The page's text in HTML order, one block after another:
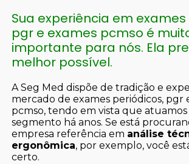
Sua experiência em
pgr e exames pcmso é
importante para nós. Ela
melhor possível.
A Seg Med dispõe de tradição e
mercado de exames periódicos, pgr
pcmso, tendo em vista que atuamos
segmento há anos. Se está
empresa referência em análise
ergonômica, por exemplo, você
certo.